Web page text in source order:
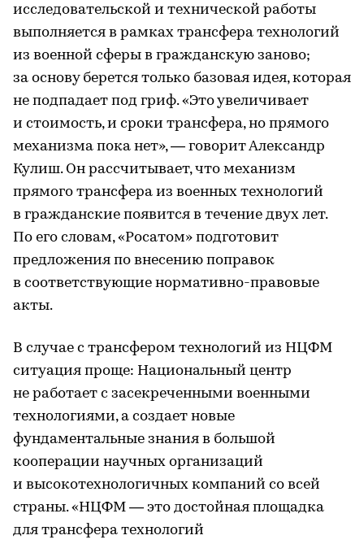
исследовательской и технической работы
выполняется в рамках трансфера технологий
из военной сферы в гражданскую заново;
за основу берется только базовая идея, которая
не подпадает под гриф. «Это увеличивает
и стоимость, и сроки трансфера, но прямого
механизма пока нет», — говорит Александр
Кулиш. Он рассчитывает, что механизм
прямого трансфера из военных технологий
в гражданские появится в течение двух лет.
По его словам, «Росатом» подготовит
предложения по внесению поправок
в соответствующие нормативно-правовые
акты.
В случае с трансфером технологий из НЦФМ
ситуация проще: Национальный центр
не работает с засекреченными военными
технологиями, а создает новые
фундаментальные знания в большой
кооперации научных организаций
и высокотехнологичных компаний со всей
страны. «НЦФМ — это достойная площадка
для трансфера технологий